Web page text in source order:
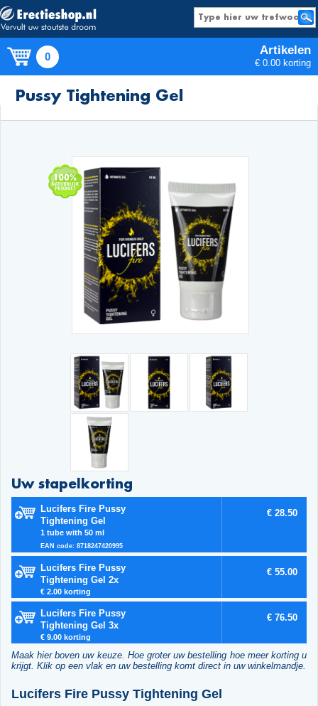
0 Artikelen
€ 0.00 korting
Producten
Pussy Tightening Gel
Uw stapelkorting
Lucifers Fire Pussy
Tightening Gel
1 tube with 50 ml
EAN code: 8718247420995
€ 28.50
Lucifers Fire Pussy
Tightening Gel 2x
€ 2.00 korting
€ 55.00
Lucifers Fire Pussy
Tightening Gel 3x
€ 9.00 korting
€ 76.50
Maak hier boven uw keuze. Hoe groter uw bestelling hoe meer korting u
krijgt. Klik op een vlak en uw bestelling komt direct in uw winkelmandje.
Lucifers Fire Pussy Tightening Gel